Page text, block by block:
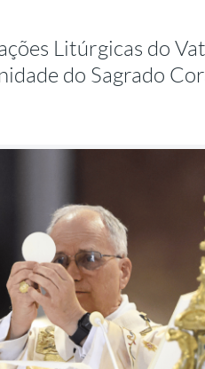
Litúrgicas do
do Sagrado